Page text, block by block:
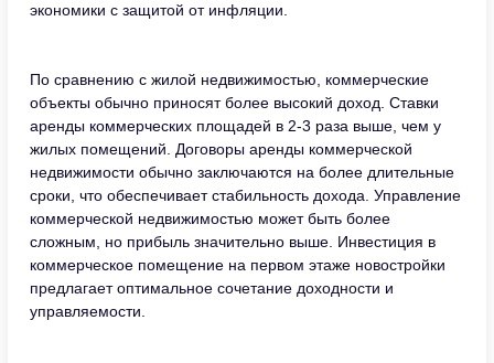
экономики с защитой от инфляции.
По сравнению с жилой недвижимостью, коммерческие
объекты обычно приносят более высокий доход. Ставки
аренды коммерческих площадей в 2-3 раза выше, чем у
жилых помещений. Договоры аренды коммерческой
недвижимости обычно заключаются на более длительные
сроки, что обеспечивает стабильность дохода. Управление
коммерческой недвижимостью может быть более
сложным, но прибыль значительно выше. Инвестиция в
коммерческое помещение на первом этаже новостройки
предлагает оптимальное сочетание доходности и
управляемости.